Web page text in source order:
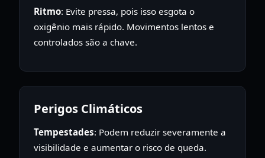
Ritmo: Evite pressa, pois isso esgota o
oxigênio mais rápido. Movimentos lentos e
controlados são a chave.
Perigos Climáticos
Tempestades: Podem reduzir severamente a
visibilidade e aumentar o risco de queda.